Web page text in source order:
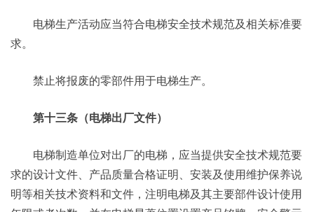
电梯生产活动应当符合电梯安全技术规范及相关标准要
求。
禁止将报废的零部件用于电梯生产。
第十三条（电梯出厂文件）
电梯制造单位对出厂的电梯，应当提供安全技术规范要
求的设计文件、产品质量合格证明、安装及使用维护保养说
明等相关技术资料和文件，注明电梯及其主要部件设计使用